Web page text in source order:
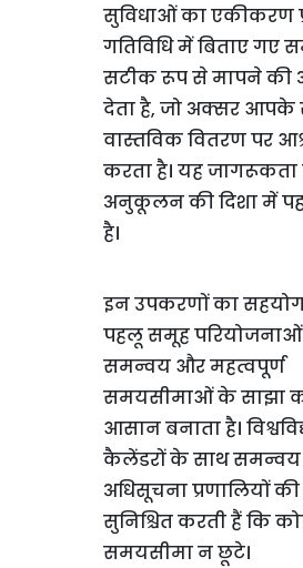
सुविधाओं का एकीकरण
गतिविधि में बिताए गए
सटीक रूप से मापने की
देता है, जो अक्सर
वास्तविक वितरण पर
करता है। यह जागरूकता
अनुकूलन की दिशा में
है।
इन उपकरणों का
पहलू समूह
समन्वय और महत्वपूर्ण
समयसीमाओं के साझा
आसान बनाता है।
कैलेंडरों के साथ समन्वय
अधिसूचना प्रणालियों
सुनिश्चित करती हैं कि
समयसीमा न छूटे।